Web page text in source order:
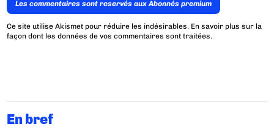
Les commentaires sont reservés aux Abonnés premium
Ce site utilise Akismet pour réduire les indésirables. En savoir plus sur la
façon dont les données de vos commentaires sont traitées.
En bref